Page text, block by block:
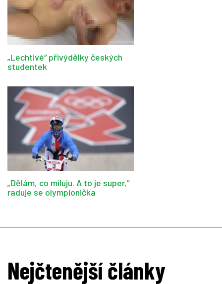
„Lechtivé“ přivýdělky českých
studentek
„Dělám, co miluju. A to je super,“
raduje se olympionička
Nejčtenější články